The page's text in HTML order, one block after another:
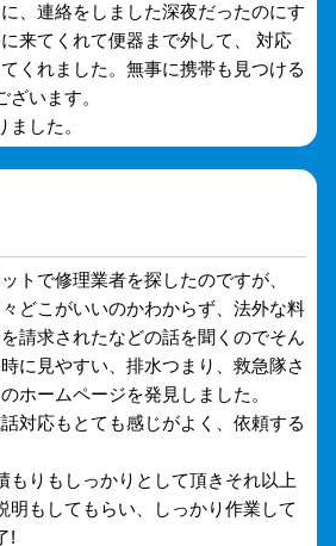
に、連絡をしました深夜だったのにす
に来てくれて便器まで外して、 対応
てくれました。無事に携帯も見つける
います。
した。
トで修理業者を探したのですが、
どこがいいのかわからず、法外な料
請求されたなどの話を聞くのでそん
に見やすい、排水つまり、救急隊さ
ホームページを発見しました。
対応もとても感じがよく、依頼する
もりもしっかりとして頂きそれ以上
明もしてもらい、しっかり作業して
!